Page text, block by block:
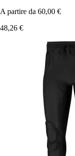
A partire da 60,00 €
48,26 €